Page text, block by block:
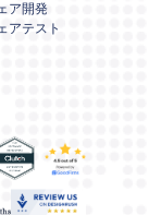
ア開発
アテスト